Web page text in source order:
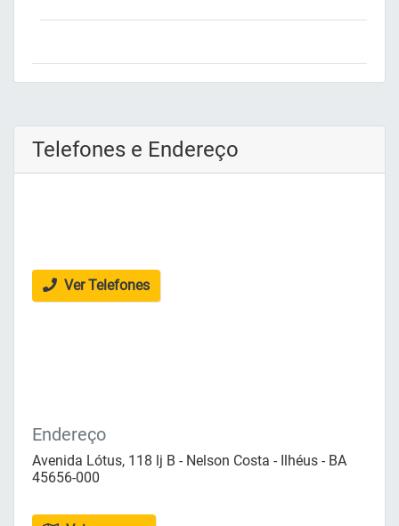
Telefones e Endereço
Ver Telefones
Endereço
Avenida Lótus, 118 lj B - Nelson Costa - Ilhéus - BA
45656-000